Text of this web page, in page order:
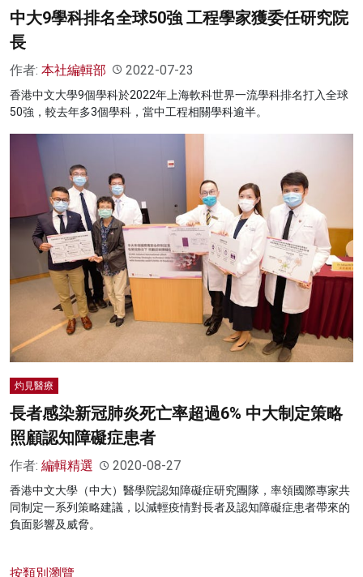
中大9學科排名全球50強 工程學家獲委任研究院
長
作者: 本社編輯部 2022-07-23
香港中文大學9個學科於2022年上海軟科世界一流學科排名打入全球
50強，較去年多3個學科，當中工程相關學科逾半。
灼見醫療
長者感染新冠肺炎死亡率超過6% 中大制定策略
照顧認知障礙症患者
作者: 編輯精選 2020-08-27
香港中文大學（中大）醫學院認知障礙症研究團隊，率領國際專家共
同制定一系列策略建議，以減輕疫情對長者及認知障礙症患者帶來的
負面影響及威脅。
按類別瀏覽